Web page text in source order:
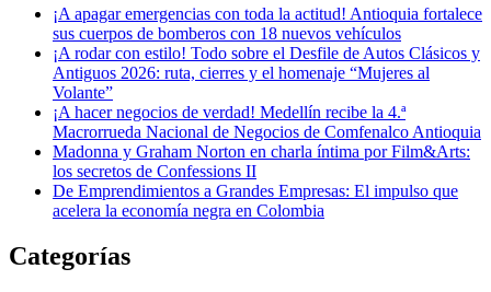
¡A apagar emergencias con toda la actitud! Antioquia fortalece
sus cuerpos de bomberos con 18 nuevos vehículos
¡A rodar con estilo! Todo sobre el Desfile de Autos Clásicos y
Antiguos 2026: ruta, cierres y el homenaje “Mujeres al
Volante”
¡A hacer negocios de verdad! Medellín recibe la 4.ª
Macrorrueda Nacional de Negocios de Comfenalco Antioquia
Madonna y Graham Norton en charla íntima por Film&Arts:
los secretos de Confessions II
De Emprendimientos a Grandes Empresas: El impulso que
acelera la economía negra en Colombia
Categorías